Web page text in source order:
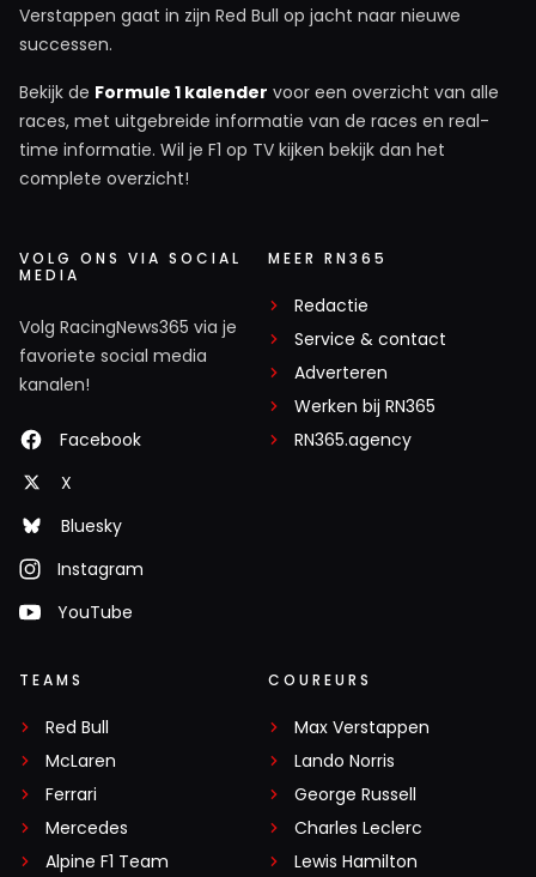
Verstappen gaat in zijn Red Bull op jacht naar nieuwe
successen.
Bekijk de Formule 1 kalender voor een overzicht van alle
races, met uitgebreide informatie van de races en real-
time informatie. Wil je F1 op TV kijken bekijk dan het
complete overzicht!
VOLG ONS VIA SOCIAL
MEDIA
Volg RacingNews365 via je
favoriete social media
kanalen!
Facebook
X
Bluesky
Instagram
YouTube
MEER RN365
Redactie
Service & contact
Adverteren
Werken bij RN365
RN365.agency
TEAMS
Red Bull
McLaren
Ferrari
Mercedes
Alpine F1 Team
COUREURS
Max Verstappen
Lando Norris
George Russell
Charles Leclerc
Lewis Hamilton